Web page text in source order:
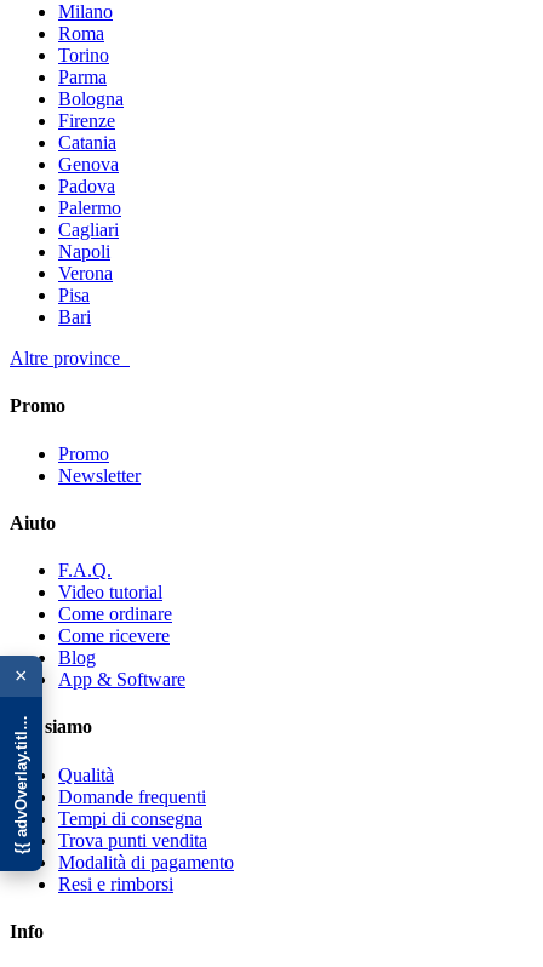
×
{{ advOverlay.title || 'Promo' }}
Milano
Roma
Torino
Parma
Bologna
Firenze
Catania
Genova
Padova
Palermo
Cagliari
Napoli
Verona
Pisa
Bari
Altre province
Promo
Promo
Newsletter
Aiuto
F.A.Q.
Video tutorial
Come ordinare
Come ricevere
Blog
App & Software
Chi siamo
Qualità
Domande frequenti
Tempi di consegna
Trova punti vendita
Modalità di pagamento
Resi e rimborsi
Info